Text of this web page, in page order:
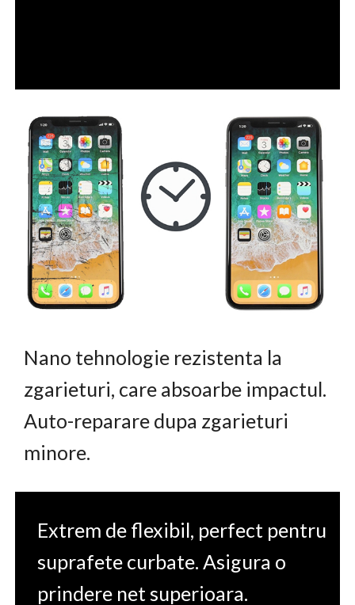
Nano tehnologie rezistenta la
zgarieturi, care absoarbe impactul.
Auto-reparare dupa zgarieturi
minore.
Extrem de flexibil, perfect pentru
suprafete curbate. Asigura o
prindere net superioara.